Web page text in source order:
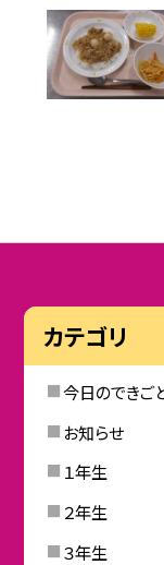
カテゴリ
今日のできご
お知らせ
１年生
２年生
３年生